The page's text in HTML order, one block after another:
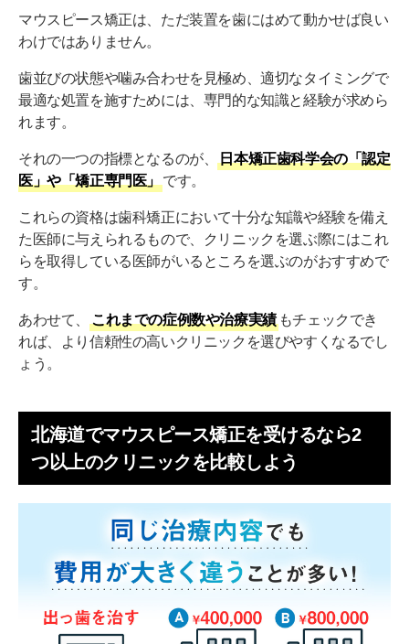
マウスピース矯正は、ただ装置を歯にはめて動かせば良い
わけではありません。
歯並びの状態や噛み合わせを見極め、適切なタイミングで
最適な処置を施すためには、専門的な知識と経験が求めら
れます。
それの一つの指標となるのが、
日本矯正歯科学会の「認定
医」や「矯正専門医」
です。
これらの資格は歯科矯正において十分な知識や経験を備え
た医師に与えられるもので、クリニックを選ぶ際にはこれ
らを取得している医師がいるところを選ぶのがおすすめで
す。
あわせて、 これまでの症例数や治療実績 もチェックでき
れば、より信頼性の高いクリニックを選びやすくなるでし
ょう。
北海道でマウスピース矯正を受けるなら2
つ以上のクリニックを比較しよう